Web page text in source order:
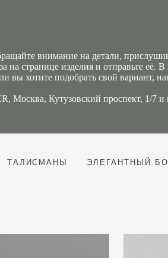
внимание на детали,
на странице изделия и отправьте
вы хотите подобрать свой вариант,
Москва, Кутузовский проспект,
ТАЛИСМАНЫ ЭЛЕГАНТНЫЙ